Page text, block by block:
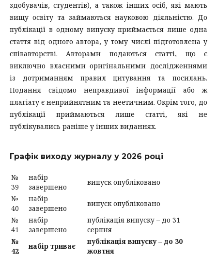
здобувачів, студентів), а також інших осіб, які мають
вищу освіту та займаються науковою діяльністю. До
публікації в одному випуску приймається лише одна
стаття від одного автора, у тому числі підготовлена у
співавторстві. Авторами подаються статті, що є
виключно власними оригінальними дослідженнями
із дотриманням правил цитування та посилань.
Подання cвідомо неправдивої інформації або ж
плагіату є неприйнятним та неетичним. Окрім того, до
публікації приймаються лише статті, які не
публікувались раніше у інших виданнях.
Графік виходу журналу у 2026 році
№
39
набір
завершено
випуск опубліковано
№
40
набір
завершено
випуск опубліковано
№
41
набір
завершено
публікація випуску – до 31
серпня
№
42
набір триває
публікація випуску – до 30
жовтня